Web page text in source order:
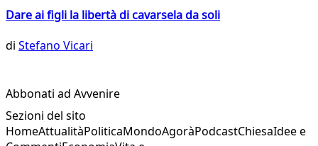
Dare ai figli la libertà di cavarsela da soli
di Stefano Vicari
Abbonati ad Avvenire
Sezioni del sito
HomeAttualitàPoliticaMondoAgoràPodcastChiesaIdee e